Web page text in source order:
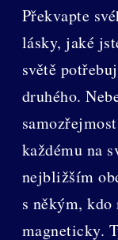
Překvapte
lásky, jaké
světě
druhého.
každému na
nejbližším
s někým, kdo
magneticky.